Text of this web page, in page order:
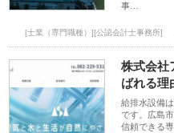
事…
[士業（専門職種）][公認会計士事務所]
株式会社
ばれる理
給排水設備
です。広島
信頼できる